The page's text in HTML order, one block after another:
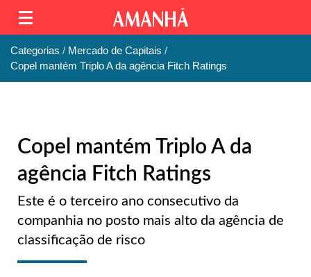
Categorias
Mercado de Capitais
Copel mantém Triplo A da agência Fitch Ratings
Copel mantém Triplo A da
agência Fitch Ratings
Este é o terceiro ano consecutivo da
companhia no posto mais alto da agência de
classificação de risco